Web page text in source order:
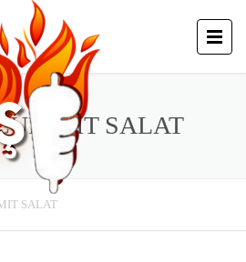
MIT SALAT
SALAT